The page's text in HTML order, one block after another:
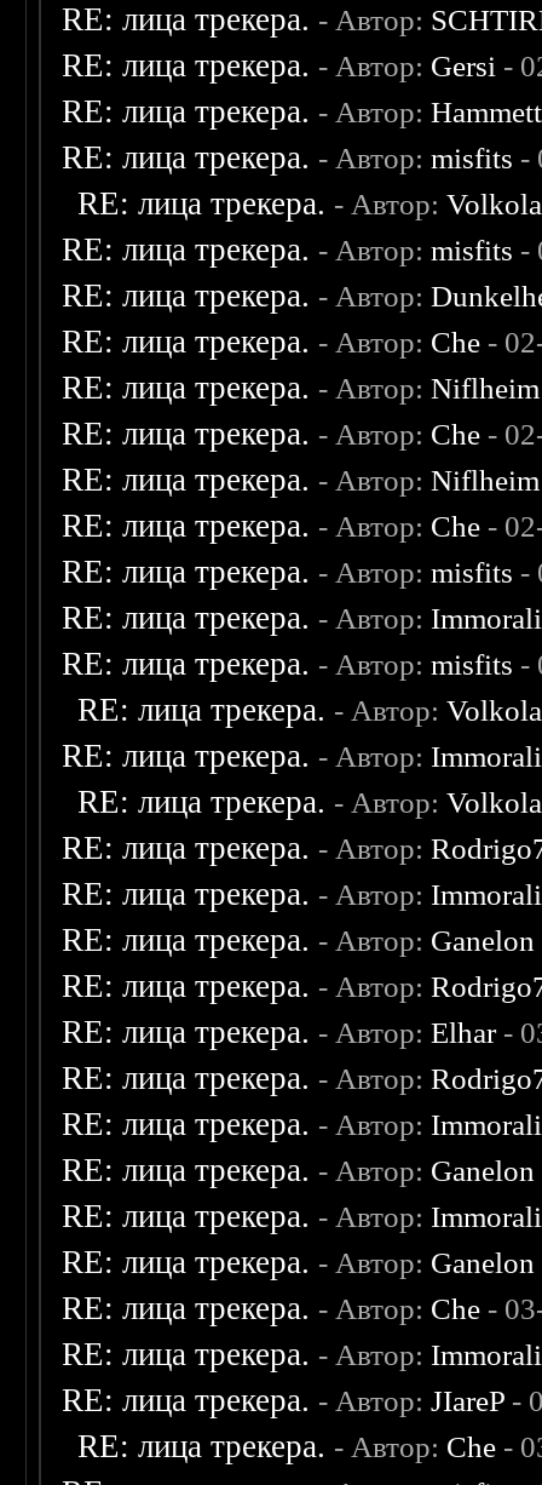
RE: лица трекера. - Автор:
RE: лица трекера. - Автор: Gersi -
RE: лица трекера. - Автор:Hammett
RE: лица трекера. - Автор:misfits -
RE: лица трекера. - Автор:
RE: лица трекера. - Автор:misfits -
RE: лица трекера. - Автор:
RE: лица трекера. - Автор: Che -
RE: лица трекера. - Автор:Niflheim
RE: лица трекера. - Автор: Che -
RE: лица трекера. - Автор:Niflheim
RE: лица трекера. - Автор: Che -
RE: лица трекера. - Автор:misfits -
RE: лица трекера. - Автор:
RE: лица трекера. - Автор:misfits -
RE: лица трекера. - Автор:
RE: лица трекера. - Автор:
RE: лица трекера. - Автор:
RE: лица трекера. - Автор:
RE: лица трекера. - Автор:
RE: лица трекера. - Автор: Ganelon
RE: лица трекера. - Автор:
RE: лица трекера. - Автор:Elhar-
RE: лица трекера. - Автор:
RE: лица трекера. - Автор:
RE: лица трекера. - Автор: Ganelon
RE: лица трекера. - Автор:
RE: лица трекера. - Автор: Ganelon
RE: лица трекера. - Автор: Che -
RE: лица трекера. - Автор:
RE: лица трекера. - Автор:JIareP -
RE: лица трекера. - Автор: Che -